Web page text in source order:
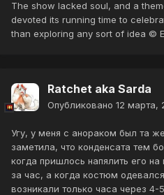
The show lacked soul, and a
devoted its running time to
than exploring any sort of idea ©
Ratchet aka Sarda
Опубликовано 12 марта,
Угу, у меня с анораком был та
заметила, что конденсата тем
когда пришлось напялить его
за час, а когда костюм
возникали только часа через 4-